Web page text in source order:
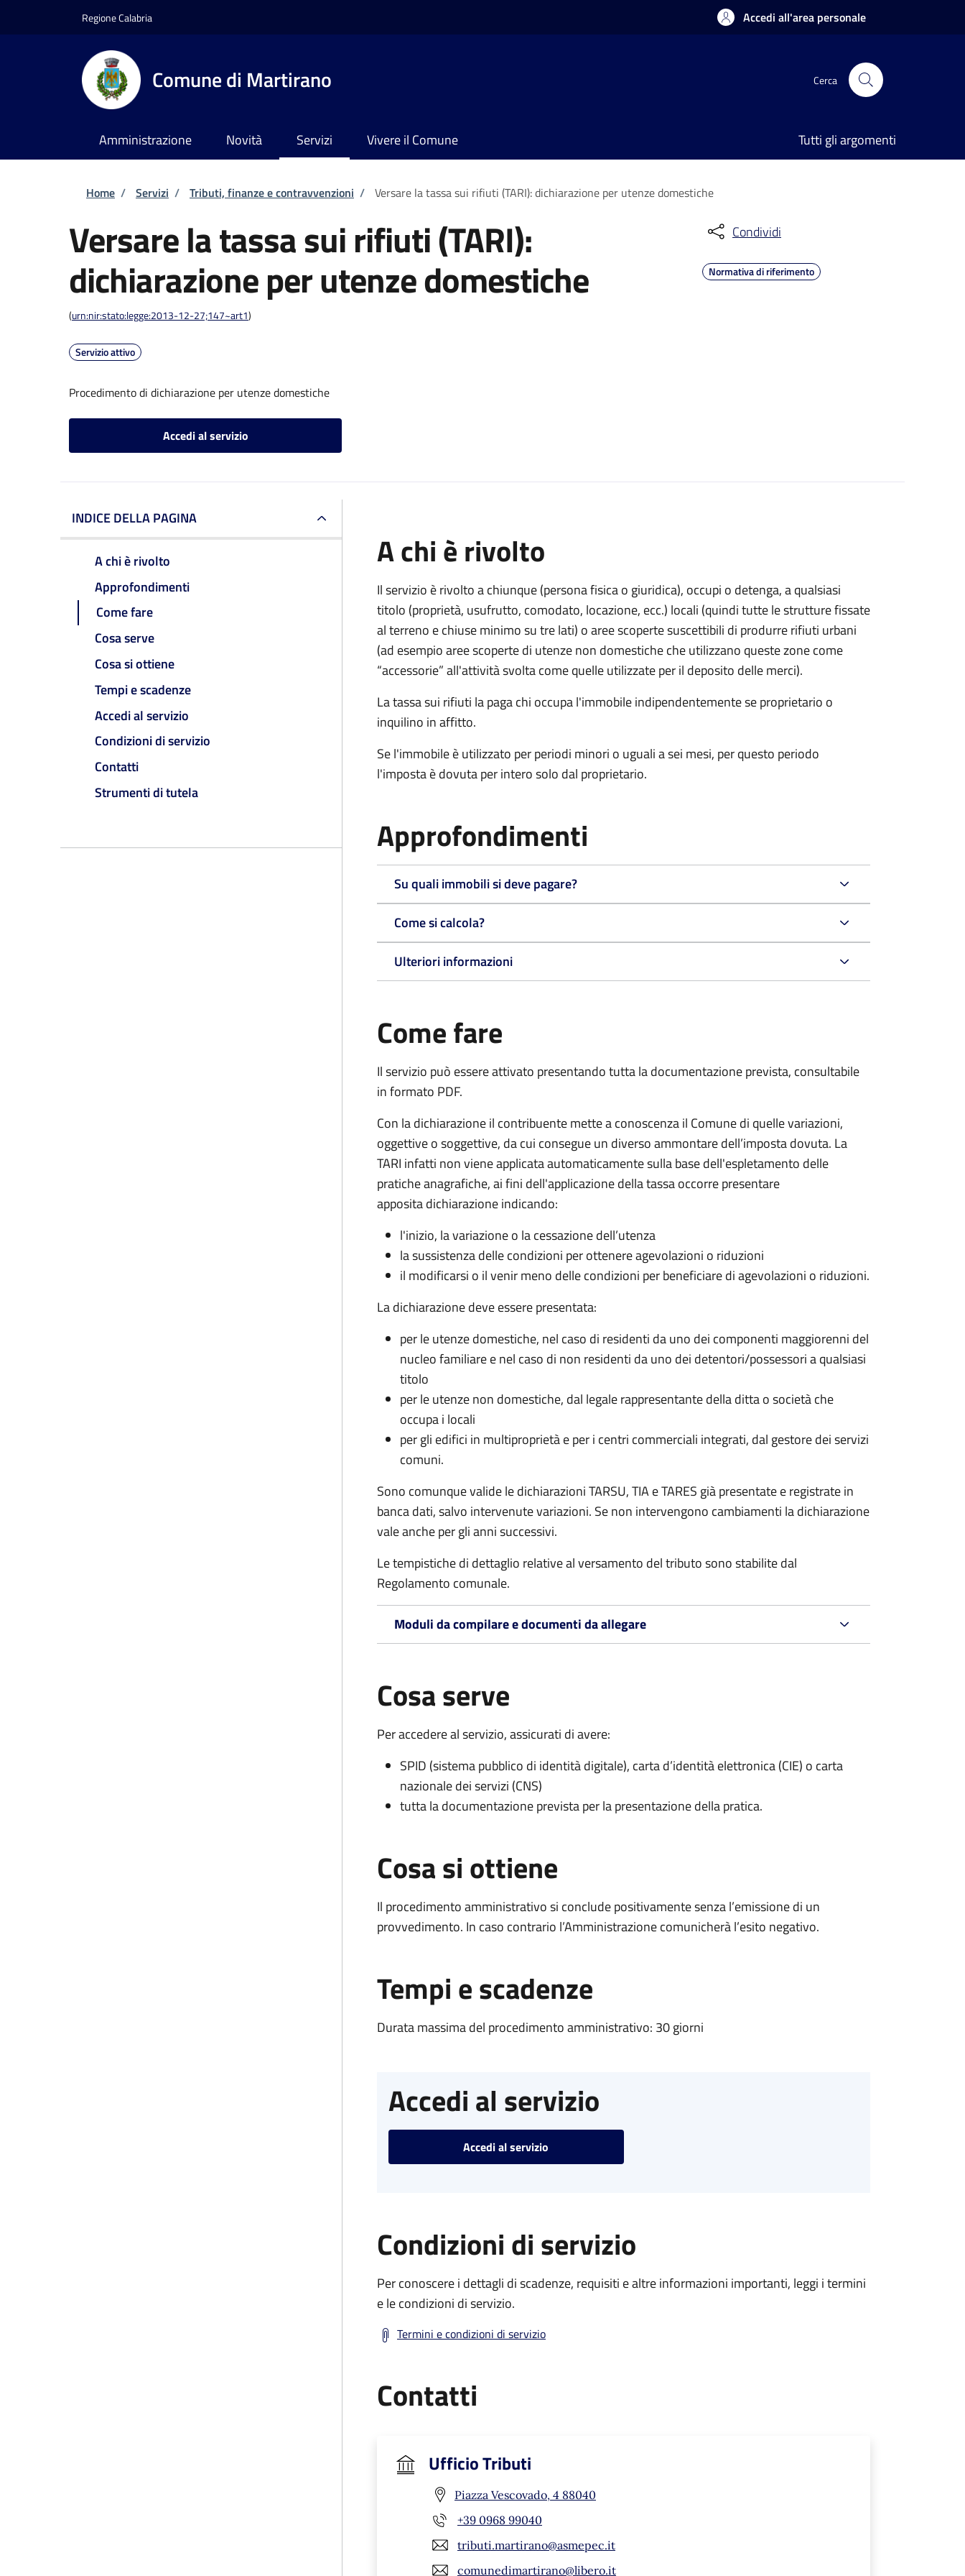
Regione Calabria Accedi all'area personale
Comune di Martirano Cerca
Amministrazione Novità Servizi Vivere il Comune Tutti gli argomenti
Briciole di pane
Home / Servizi / Tributi, finanze e contravvenzioni / Versare la tassa sui rifiuti (TARI): dichiarazione per utenze domestiche
Versare la tassa sui rifiuti (TARI):
dichiarazione per utenze domestiche
(urn:nir:stato:legge:2013-12-27;147~art1)
Servizio attivo
Procedimento di dichiarazione per utenze domestiche
Accedi al servizio
Condividi
Normativa di riferimento
INDICE DELLA PAGINA
A chi è rivolto
Approfondimenti
Come fare
Cosa serve
Cosa si ottiene
Tempi e scadenze
Accedi al servizio
Condizioni di servizio
Contatti
Strumenti di tutela
A chi è rivolto
Il servizio è rivolto a chiunque (persona fisica o giuridica), occupi o detenga, a qualsiasi
titolo (proprietà, usufrutto, comodato, locazione, ecc.) locali (quindi tutte le strutture fissate
al terreno e chiuse minimo su tre lati) o aree scoperte suscettibili di produrre rifiuti urbani
(ad esempio aree scoperte di utenze non domestiche che utilizzano queste zone come
“accessorie” all'attività svolta come quelle utilizzate per il deposito delle merci).
La tassa sui rifiuti la paga chi occupa l'immobile indipendentemente se proprietario o
inquilino in affitto.
Se l'immobile è utilizzato per periodi minori o uguali a sei mesi, per questo periodo
l'imposta è dovuta per intero solo dal proprietario.
Approfondimenti
Su quali immobili si deve pagare?
Come si calcola?
Ulteriori informazioni
Come fare
Il servizio può essere attivato presentando tutta la documentazione prevista, consultabile
in formato PDF.
Con la dichiarazione il contribuente mette a conoscenza il Comune di quelle variazioni,
oggettive o soggettive, da cui consegue un diverso ammontare dell’imposta dovuta. La
TARI infatti non viene applicata automaticamente sulla base dell'espletamento delle
pratiche anagrafiche, ai fini dell'applicazione della tassa occorre presentare
apposita dichiarazione indicando:
l'inizio, la variazione o la cessazione dell’utenza
la sussistenza delle condizioni per ottenere agevolazioni o riduzioni
il modificarsi o il venir meno delle condizioni per beneficiare di agevolazioni o riduzioni.
La dichiarazione deve essere presentata:
per le utenze domestiche, nel caso di residenti da uno dei componenti maggiorenni del
nucleo familiare e nel caso di non residenti da uno dei detentori/possessori a qualsiasi
titolo
per le utenze non domestiche, dal legale rappresentante della ditta o società che
occupa i locali
per gli edifici in multiproprietà e per i centri commerciali integrati, dal gestore dei servizi
comuni.
Sono comunque valide le dichiarazioni TARSU, TIA e TARES già presentate e registrate in
banca dati, salvo intervenute variazioni. Se non intervengono cambiamenti la dichiarazione
vale anche per gli anni successivi.
Le tempistiche di dettaglio relative al versamento del tributo sono stabilite dal
Regolamento comunale.
Moduli da compilare e documenti da allegare
Cosa serve
Per accedere al servizio, assicurati di avere:
SPID (sistema pubblico di identità digitale), carta d’identità elettronica (CIE) o carta
nazionale dei servizi (CNS)
tutta la documentazione prevista per la presentazione della pratica.
Cosa si ottiene
Il procedimento amministrativo si conclude positivamente senza l’emissione di un
provvedimento. In caso contrario l’Amministrazione comunicherà l’esito negativo.
Tempi e scadenze
Durata massima del procedimento amministrativo: 30 giorni
Accedi al servizio
Accedi al servizio
Condizioni di servizio
Per conoscere i dettagli di scadenze, requisiti e altre informazioni importanti, leggi i termini
e le condizioni di servizio.
Termini e condizioni di servizio
Contatti
Ufficio Tributi
Piazza Vescovado, 4 88040
+39 0968 99040
tributi.martirano@asmepec.it
comunedimartirano@libero.it